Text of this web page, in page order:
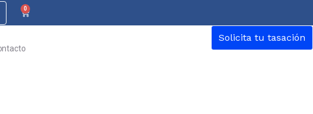
0
Solicita tu tasación